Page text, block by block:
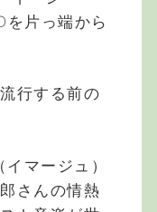
を片っ端から
行する前の
マージュ）
さんの情熱